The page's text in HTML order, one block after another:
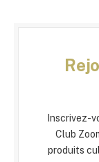
Inscrivez-
Club
produits